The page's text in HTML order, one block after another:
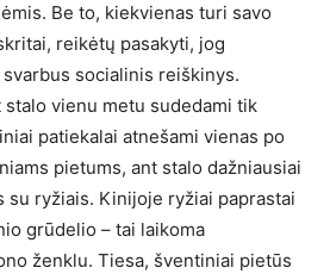
Be to, kiekvienas turi savo
reikėtų pasakyti, jog
socialinis reiškinys.
vienu metu sudedami tik
patiekalai atnešami vienas po
pietums, ant stalo dažniausiai
su ryžiais. Kinijoje ryžiai paprastai
grūdelio – tai laikoma
ženklu. Tiesa, šventiniai pietūs